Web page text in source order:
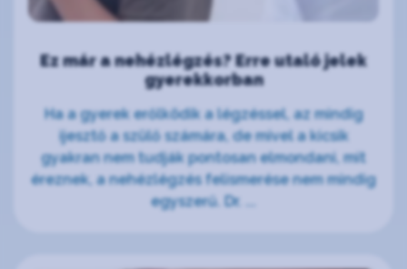
Ez már a nehézlégzés? Erre utaló jelek
gyerekkorban
Ha a gyerek erőlködik a légzéssel, az mindig
ijesztő a szülő számára, de mivel a kicsik
gyakran nem tudják pontosan elmondani, mit
éreznek, a nehézlégzés felismerése nem mindig
egyszerű. Dr. ...